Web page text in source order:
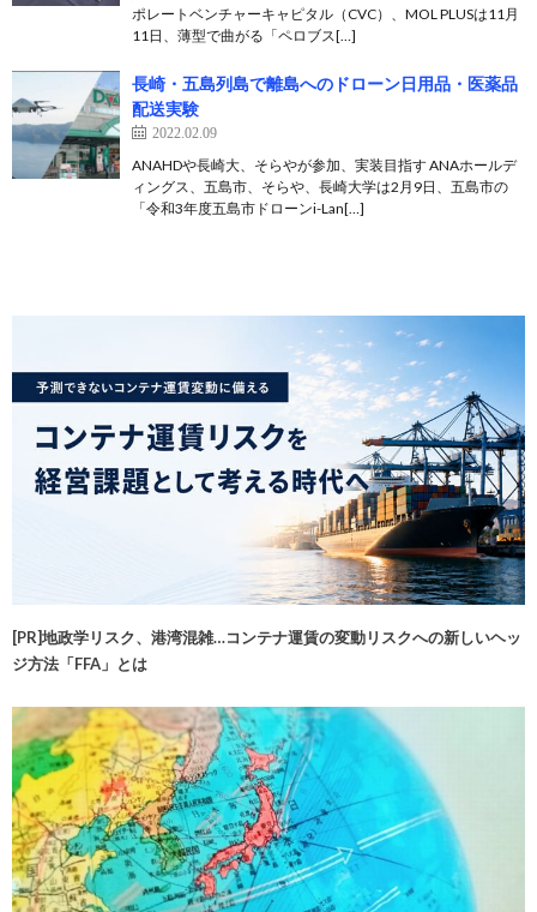
ポレートベンチャーキャピタル（CVC）、MOL PLUSは11月
11日、薄型で曲がる「ペロブス[…]
長崎・五島列島で離島へのドローン日用品・医薬品
配送実験
2022.02.09
ANAHDや長崎大、そらやが参加、実装目指す ANAホールデ
ィングス、五島市、そらや、長崎大学は2月9日、五島市の
「令和3年度五島市ドローンi-Lan[…]
[PR]地政学リスク、港湾混雑…コンテナ運賃の変動リスクへの新しいヘッ
ジ方法「FFA」とは